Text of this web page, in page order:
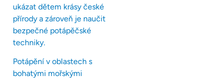
ukázat dětem krásy české
přírody a zároveň je naučit
bezpečné potápěčské
techniky.
Potápění v oblastech s
bohatými mořskými